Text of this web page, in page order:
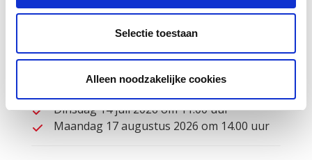
Selectie toestaan
Alleen noodzakelijke cookies
kunnen worden gesteld.
Voor het peilmoment van 1 juli 2026 zijn de
volgende data beschikbaar:
Woensdag 8 juli 2026 om 14.00 uur
Dinsdag 14 juli 2026 om 11.00 uur
Maandag 17 augustus 2026 om 14.00 uur